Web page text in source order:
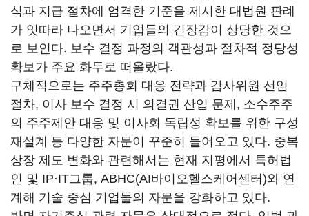
식과 지급 절차에 엄격한 기준을 제시한 대법원 판례
가 잇따라 나오면서 기업들의 긴장감이 상당한 것으
로 보인다. 보수 결정 과정의 객관성과 절차적 정당성
확보가 주요 화두로 떠올랐다.
구체적으로는 주주총회 대응 전략과 감사위원 선임
절차, 이사 보수 결정 시 의결권 산입 문제, 소수주주
의 주주제안 대응 및 이사회 독립성 확보를 위한 구성
재설계 등 다양한 자문이 꾸준히 들어오고 있다. 중복
상장 제도 변화와 관련해서는 현재 지평에서 특허법
인 및 IP·IT그룹, ABHC(AI바이오헬스케어센터)와 연
계해 기술 중심 기업들의 자문을 강화하고 있다.